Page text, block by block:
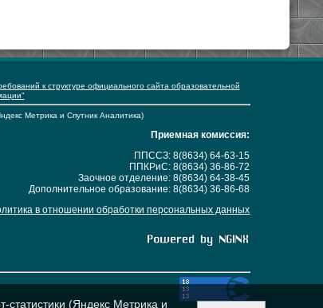
к структуре официального сайта образовательной
Метрика и Спутник Аналитика)
Приемная комиссия:
ППССЗ: 8(8634) 64-63-15
ППКРиС: 8(8634) 36-86-72
Заочное отделение: 8(8634) 64-38-45
Дополнительное образование: 8(8634) 36-86-68
в отношении обработки персональных данных
(Яндекс Метрика и